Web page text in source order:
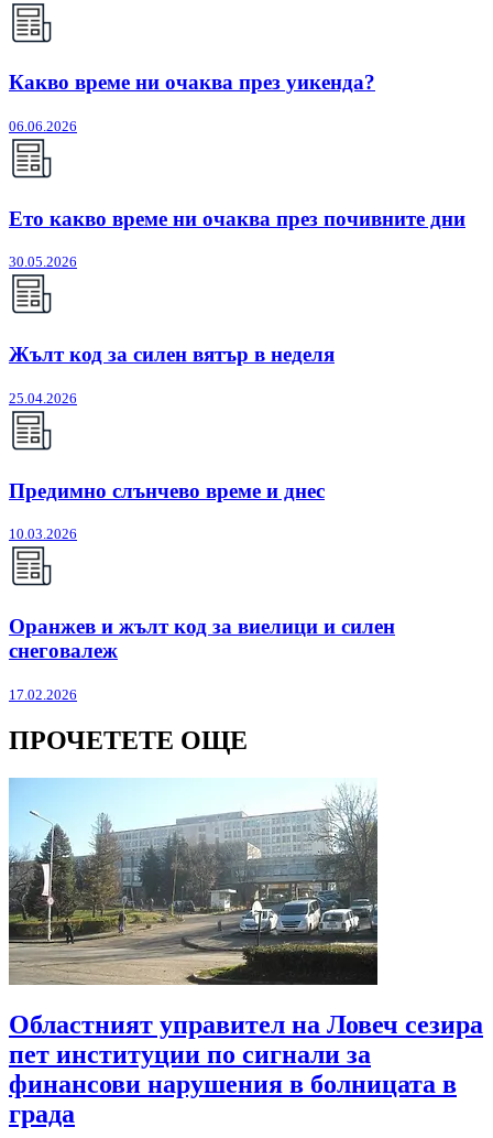
Какво време ни очаква през уикенда?
06.06.2026
Ето какво време ни очаква през почивните дни
30.05.2026
Жълт код за силен вятър в неделя
25.04.2026
Предимно слънчево време и днес
10.03.2026
Оранжев и жълт код за виелици и силен
снеговалеж
17.02.2026
ПРОЧЕТЕТЕ ОЩЕ
Областният управител на Ловеч сезира
пет институции по сигнали за
финансови нарушения в болницата в
града